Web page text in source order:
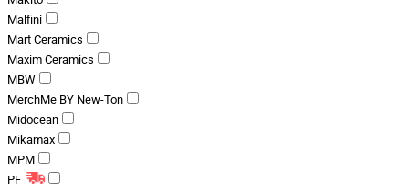
Malfini
Mart Ceramics
Maxim Ceramics
MBW
MerchMe BY New-Ton
Midocean
Mikamax
MPM
PF